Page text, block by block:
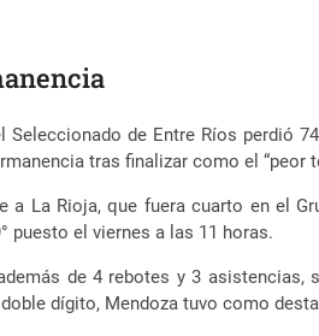
Seleccionado de Entre Ríos perdió
tras finalizar como el “peor
La Rioja, que fuera cuarto en el
puesto el viernes a las 11 horas.
de 4 rebotes y 3 asistencias,
dígito, Mendoza tuvo como